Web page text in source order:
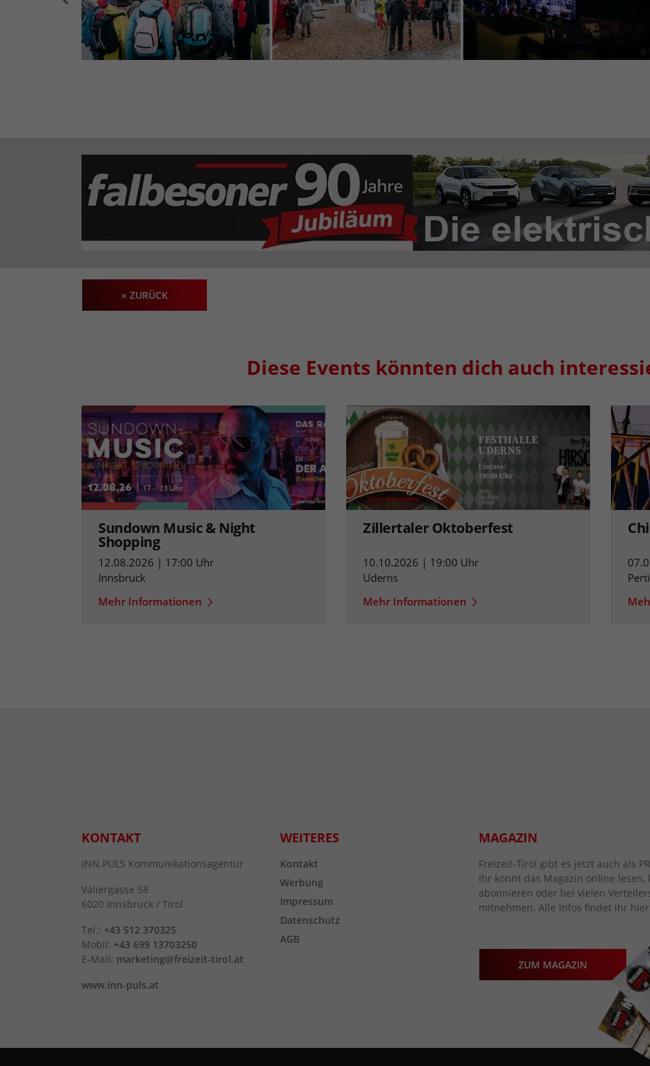
« ZURÜCK
Diese Events könnten dich auch
Sundown Music & Night
Shopping
12.08.2026 | 17:00 Uhr
Innsbruck
Mehr Informationen
Zillertaler Oktoberfest
10.10.2026 | 19:00 Uhr
Uderns
Mehr Informationen
KONTAKT
INN.PULS Kommunikationsagentur
Valiergasse 58
6020 Innsbruck / Tirol
Tel.: +43 512 370325
Mobil: +43 699 13703250
E-Mail: marketing@freizeit-tirol.at
www.inn-puls.at
WEITERES
Kontakt
Werbung
Impressum
Datenschutz
AGB
MAGAZIN
Freizeit-Tirol gibt es jetzt auch als
Ihr könnt das Magazin online lesen,
abonnieren oder bei vielen
mitnehmen. Alle Infos findet ihr
ZUM MAGAZIN